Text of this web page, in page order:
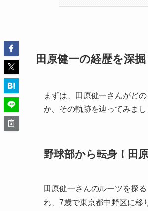
田原健一の経歴を深
まずは、田原健一さんがど
か、その軌跡を辿ってみまし
野球部から転身！田
田原健一さんのルーツを探
れ、7歳で東京都中野区に移